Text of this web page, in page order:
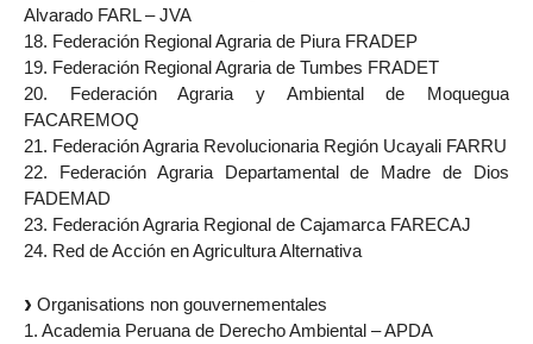
Alvarado FARL – JVA
18. Federación Regional Agraria de Piura FRADEP
19. Federación Regional Agraria de Tumbes FRADET
20. Federación Agraria y Ambiental de Moquegua
FACAREMOQ
21. Federación Agraria Revolucionaria Región Ucayali FARRU
22. Federación Agraria Departamental de Madre de Dios
FADEMAD
23. Federación Agraria Regional de Cajamarca FARECAJ
24. Red de Acción en Agricultura Alternativa
Organisations non gouvernementales
1. Academia Peruana de Derecho Ambiental – APDA